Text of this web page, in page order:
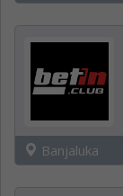
Banjaluka